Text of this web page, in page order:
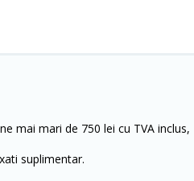
mai mari de 750 lei cu TVA inclus,
suplimentar.